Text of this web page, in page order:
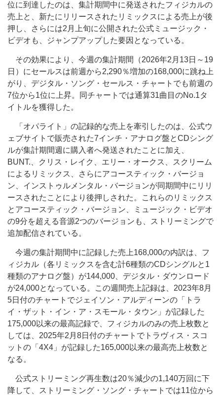
位に到達したのは、集計期間中に発送されたフィジカルの
売上と、新たにリリースされたリミックスによる売上が後
押し、さらには2月上旬に公開された公式ミュージック・
ビデオも、ジャンプアップした要因となっている。
その効果により、今週の集計期間（2026年2月13日～19
日）にセールスは前週から2,290％増加の168,000に跳ね上
がり、デジタル・ソング・セールス・チャートでも前週の
7位から1位に上昇。同チャートでは通算31曲目のNo.1タ
イトルを獲得した。
「オパライト」の記録的な売上を牽引したのは、公式ウ
ェブサイトで販売された7インチ・アナログ盤とCDシング
ルが集計期間週に購入者へ発送されたことに加え、
BUNT.、クリス・レイク、エリー・オークス、スクリーム
によるリミックス、さらにアコースティック・バージョ
ン、インストゥルメンタル・バージョンが同期間中にリリ
ースされたことにより後押しされた。これらのリミックス
とアコースティック・バージョン、ミュージック・ビデオ
の9分を超える音源2つのバージョンも、ストリーミングで
追加配信されている。
今週の集計期間中に記録した売上168,000の内訳は、フ
ィジカル（各リミックスを含む計6種類のCDシングルと1
種類のアナログ盤）が144,000、デジタル・ダウンロード
が24,000となっている。この週間売上記録は、2023年8月
5日付のチャートでジェイソン・アルディーンの「トラ
イ・ザット・イン・ア・スモール・タウン」が記録した
175,000以来の最高記録で、フィジカルのみの売上枚数と
しては、2025年2月8日付のチャートでトラヴィス・スコ
ットの「4X4」が記録した165,000以来の最高売上枚数と
なる。
公式ストリーミング再生数は20％減少の1,140万回に下
降して、ストリーミング・ソング・チャートでは11位から